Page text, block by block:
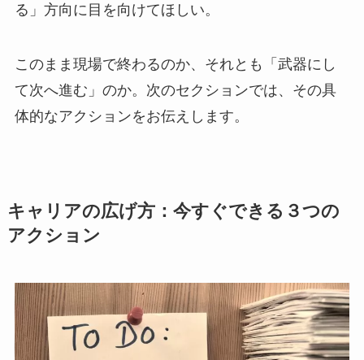
る」方向に目を向けてほしい。
このまま現場で終わるのか、それとも「武器にし
て次へ進む」のか。次のセクションでは、その具
体的なアクションをお伝えします。
キャリアの広げ方：今すぐできる３つの
アクション